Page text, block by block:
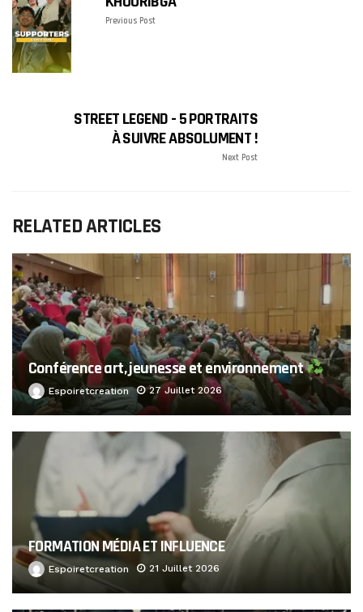
Previous Post
STREET LEGEND - 5 PORTRAITS
À SUIVRE ABSOLUMENT !
Next Post
RELATED ARTICLES
Conférence art, jeunesse et environnement
Espoiretcreation 27 Juillet 2026
FORMATION MÉDIA ET INFLUENCE
Espoiretcreation 21 Juillet 2026